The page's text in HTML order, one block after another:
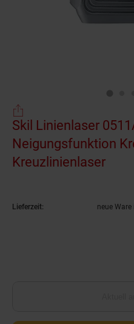
Skil Linienlaser
Neigungsfunktion
Kreuzlinienlaser
Lieferzeit: neue